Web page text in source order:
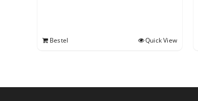
Bestel Quick View